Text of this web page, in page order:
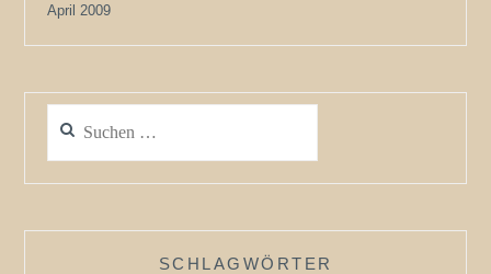
April 2009
nach:
SCHLAGWÖRTER